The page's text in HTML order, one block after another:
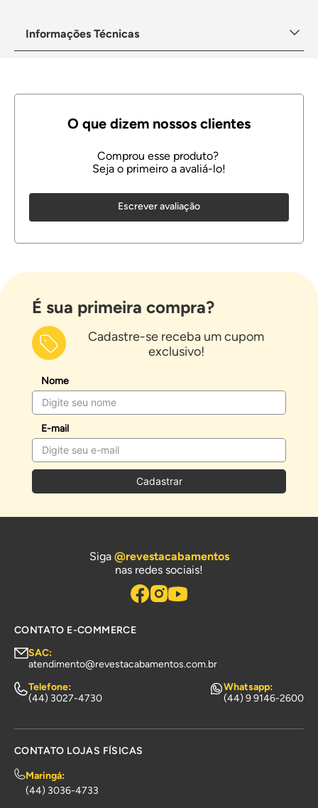
Informações Técnicas
Escrever avaliação
É sua primeira compra?
Cadastre-se receba um cupom
exclusivo!
Nome
E-mail
Cadastrar
Siga @revestacabamentos
nas redes sociais!
CONTATO E-COMMERCE
SAC:
atendimento@revestacabamentos.com.br
Telefone:
(44) 3027-4730
Whatsapp:
(44) 9 9146-2600
CONTATO LOJAS FÍSICAS
Maringá:
(44) 3036-4733